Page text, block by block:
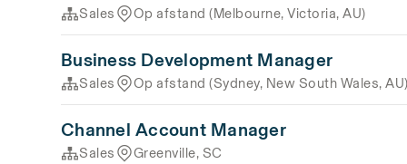
Sales Op afstand (Melbourne, Victoria, AU)
Business Development Manager
Sales Op afstand (Sydney, New South Wales, AU)
Channel Account Manager
Sales Greenville, SC